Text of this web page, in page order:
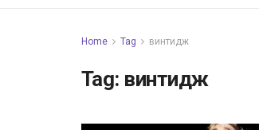
Home Tag винтидж
Tag: винтидж